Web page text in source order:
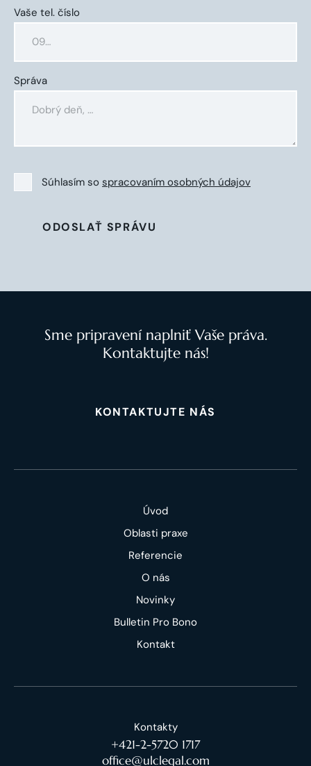
Vaše tel. číslo
Správa
Súhlasím so spracovaním osobných údajov
ODOSLAŤ SPRÁVU
Sme pripravení naplniť Vaše práva.
Kontaktujte nás!
KONTAKTUJTE NÁS
Úvod
Oblasti praxe
Referencie
O nás
Novinky
Bulletin Pro Bono
Kontakt
Kontakty
+421-2-5720 1717
office@ulclegal.com